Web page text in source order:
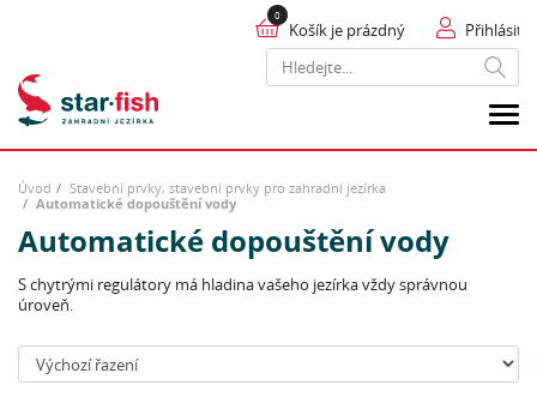
Hledat
Přihlásit
Košík je prázdný
Úvod
Stavební prvky, stavební prvky pro zahradní jezírka
Automatické dopouštění vody
Automatické dopouštění vody
S chytrými regulátory má hladina vašeho jezírka vždy správnou
úroveň.
Seřadit: